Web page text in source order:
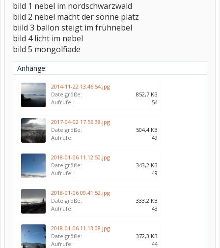
bild 1 nebel im nordschwarzwald
bild 2 nebel macht der sonne platz
biild 3 ballon steigt im frühnebel
bild 4 licht im nebel
bild 5 mongolfiade
Anhänge:
2014-11-22 13.46.54.jpg
Dateigröße:
852,7 KB
Aufrufe:
54
2017-04-02 17.56.38.jpg
Dateigröße:
504,4 KB
Aufrufe:
49
2018-01-06 11.12.50.jpg
Dateigröße:
343,2 KB
Aufrufe:
49
2018-01-06 09.41.52.jpg
Dateigröße:
333,2 KB
Aufrufe:
43
2018-01-06 11.13.08.jpg
Dateigröße:
372,3 KB
Aufrufe:
44